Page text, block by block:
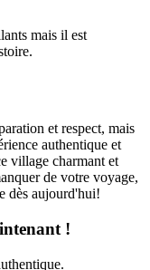
mais il est
et respect, mais
authentique et
village charmant et
de votre voyage,
dès aujourd'hui!
!